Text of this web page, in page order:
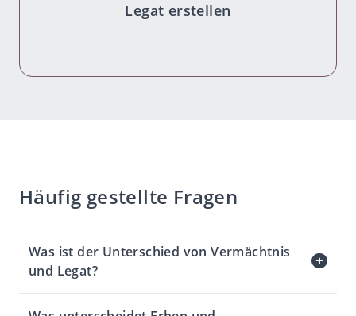
Legat erstellen
Häufig gestellte Fragen
Was ist der Unterschied von Vermächtnis
und Legat?
Dies sind Synonyme. Vermächtnis und Legat
sind gleichbedeutend und von dem Begriff